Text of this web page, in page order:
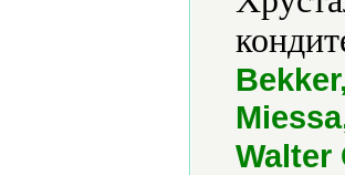
Walter